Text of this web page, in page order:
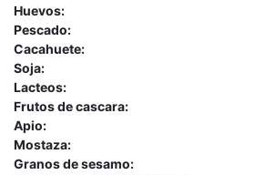
Huevos:
Pescado:
Cacahuete:
Soja:
Lacteos:
Frutos de cascara:
Apio:
Mostaza:
Granos de sesamo: